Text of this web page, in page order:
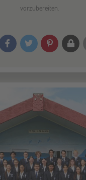
vorzubereiten.